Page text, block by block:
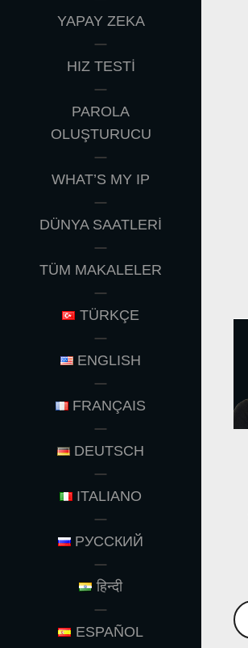
YAPAY ZEKA
HIZ TESTİ
PAROLA
OLUŞTURUCU
WHAT’S MY IP
DÜNYA SAATLERİ
TÜM MAKALELER
TÜRKÇE
ENGLISH
FRANÇAIS
DEUTSCH
ITALIANO
РУССКИЙ
हिन्दी
ESPAÑOL